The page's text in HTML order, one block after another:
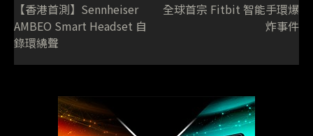
【香港首測】Sennheiser
AMBEO Smart Headset 自
錄環繞聲
全球首宗 Fitbit 智能手環爆
炸事件